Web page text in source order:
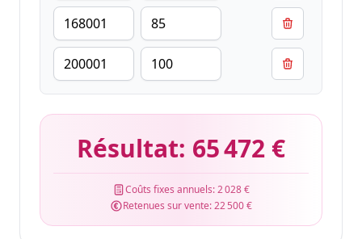
Résultat: 65 472 €
Coûts fixes annuels:2 028 €
Retenues sur vente:22 500 €